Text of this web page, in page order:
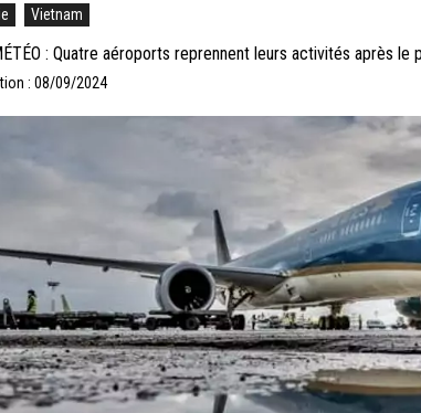
Vietnam
: Quatre aéroports reprennent leurs activités après le
: 08/09/2024